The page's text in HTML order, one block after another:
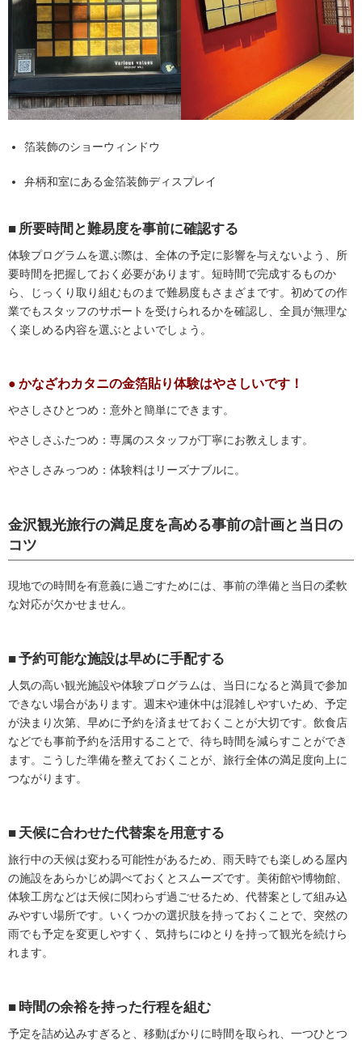
箔装飾のショーウィンドウ
弁柄和室にある金箔装飾ディスプレイ
所要時間と難易度を事前に確認する
体験プログラムを選ぶ際は、全体の予定に影響を与えないよう、所
要時間を把握しておく必要があります。短時間で完成するものか
ら、じっくり取り組むものまで難易度もさまざまです。初めての作
業でもスタッフのサポートを受けられるかを確認し、全員が無理な
く楽しめる内容を選ぶとよいでしょう。
かなざわカタニの金箔貼り体験はやさしいです！
やさしさひとつめ：意外と簡単にできます。
やさしさふたつめ：専属のスタッフが丁寧にお教えします。
やさしさみっつめ：体験料はリーズナブルに。
金沢観光旅行の満足度を高める事前の計画と当日の
コツ
現地での時間を有意義に過ごすためには、事前の準備と当日の柔軟
な対応が欠かせません。
予約可能な施設は早めに手配する
人気の高い観光施設や体験プログラムは、当日になると満員で参加
できない場合があります。週末や連休中は混雑しやすいため、予定
が決まり次第、早めに予約を済ませておくことが大切です。飲食店
などでも事前予約を活用することで、待ち時間を減らすことができ
ます。こうした準備を整えておくことが、旅行全体の満足度向上に
つながります。
天候に合わせた代替案を用意する
旅行中の天候は変わる可能性があるため、雨天時でも楽しめる屋内
の施設をあらかじめ調べておくとスムーズです。美術館や博物館、
体験工房などは天候に関わらず過ごせるため、代替案として組み込
みやすい場所です。いくつかの選択肢を持っておくことで、突然の
雨でも予定を変更しやすく、気持ちにゆとりを持って観光を続けら
れます。
時間の余裕を持った行程を組む
予定を詰め込みすぎると、移動ばかりに時間を取られ、一つひとつ